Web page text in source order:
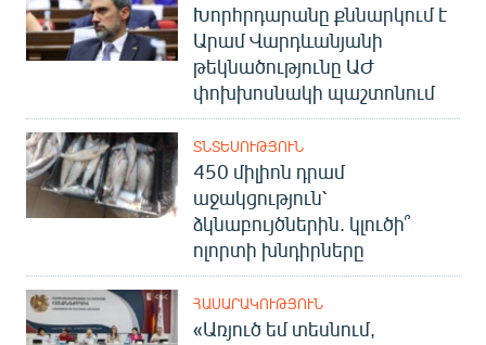
Խորհրդարանը քննարկում է
Արամ Վարդևանյանի
թեկնածությունը ԱԺ
փոխխոսնակի պաշտոնում
ՏՆՏԵՍՈՒԹՅՈՒՆ
450 միլիոն դրամ
աջակցություն՝
ձկնաբույծներին. կլուծի՞
ոլորտի խնդիրները
ՀԱՍԱՐԱԿՈՒԹՅՈՒՆ
«Առյուծ եմ տեսնում,